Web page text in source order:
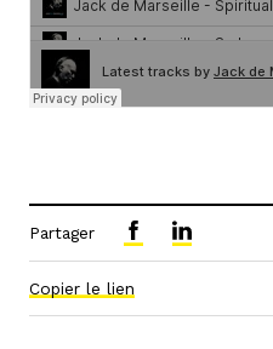
Partager
Copier le lien